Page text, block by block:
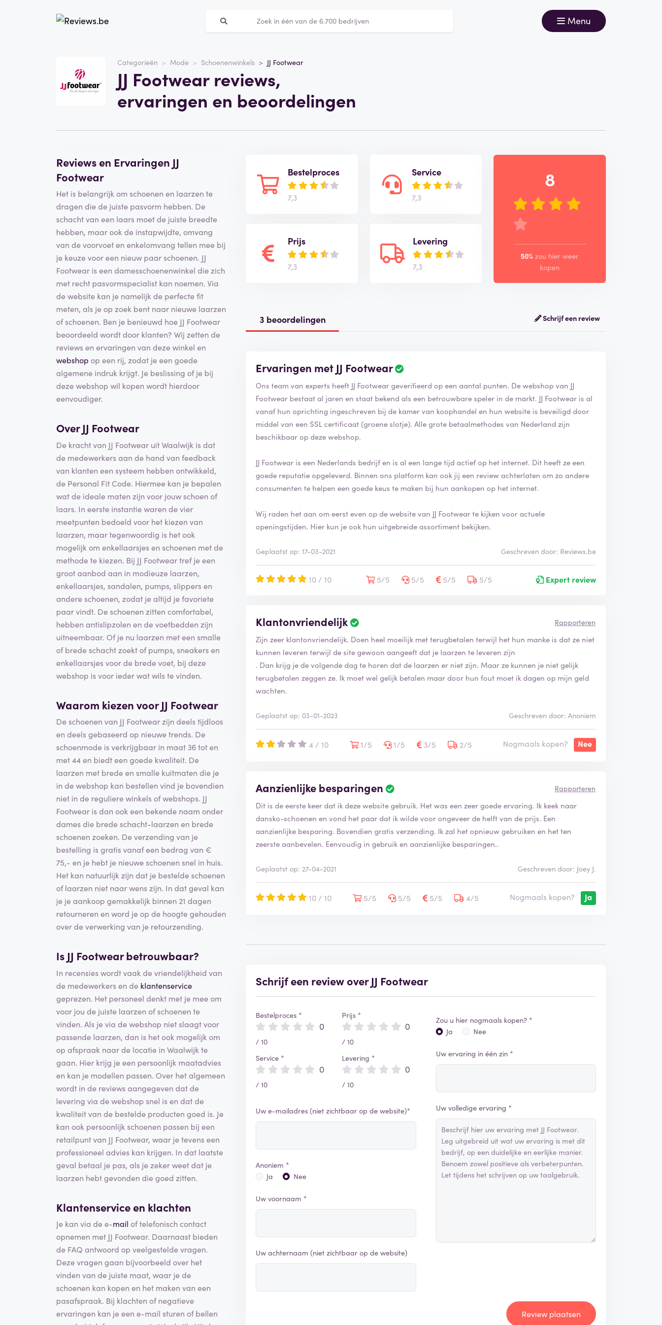
Menu
Categorieën Mode Schoenenwinkels JJ Footwear
JJ Footwear reviews,
ervaringen en beoordelingen
JJ Footwear
Categorie
Mode
Schrijf een beoordeling
Reviews en Ervaringen JJ
Footwear
Het is belangrijk om schoenen en laarzen te
dragen die de juiste pasvorm hebben. De
schacht van een laars moet de juiste breedte
hebben, maar ook de instapwijdte, omvang
van de voorvoet en enkelomvang tellen mee bij
je keuze voor een nieuw paar schoenen. JJ
Footwear is een damesschoenenwinkel die zich
met recht pasvormspecialist kan noemen. Via
de website kan je namelijk de perfecte fit
meten, als je op zoek bent naar nieuwe laarzen
of schoenen. Ben je benieuwd hoe JJ Footwear
beoordeeld wordt door klanten? Wij zetten de
reviews en ervaringen van deze winkel en
webshop op een rij, zodat je een goede
algemene indruk krijgt. Je beslissing of je bij
deze webshop wil kopen wordt hierdoor
eenvoudiger.
Over JJ Footwear
De kracht van JJ Footwear uit Waalwijk is dat
de medewerkers aan de hand van feedback
van klanten een systeem hebben ontwikkeld,
de Personal Fit Code. Hiermee kan je bepalen
wat de ideale maten zijn voor jouw schoen of
laars. In eerste instantie waren de vier
meetpunten bedoeld voor het kiezen van
laarzen, maar tegenwoordig is het ook
mogelijk om enkellaarsjes en schoenen met de
methode te kiezen. Bij JJ Footwear tref je een
groot aanbod aan in modieuze laarzen,
enkellaarsjes, sandalen, pumps, slippers en
andere schoenen, zodat je altijd je favoriete
paar vindt. De schoenen zitten comfortabel,
hebben antislipzolen en de voetbedden zijn
uitneembaar. Of je nu laarzen met een smalle
of brede schacht zoekt of pumps, sneakers en
enkellaarsjes voor de brede voet, bij deze
webshop is voor ieder wat wils te vinden.
Waarom kiezen voor JJ Footwear
De schoenen van JJ Footwear zijn deels tijdloos
en deels gebaseerd op nieuwe trends. De
schoenmode is verkrijgbaar in maat 36 tot en
met 44 en biedt een goede kwaliteit. De
laarzen met brede en smalle kuitmaten die je
in de webshop kan bestellen vind je bovendien
niet in de reguliere winkels of webshops. JJ
Footwear is dan ook een bekende naam onder
dames die brede schacht-laarzen en brede
schoenen zoeken. De verzending van je
bestelling is gratis vanaf een bedrag van €
75,- en je hebt je nieuwe schoenen snel in huis.
Het kan natuurlijk zijn dat je bestelde schoenen
of laarzen niet naar wens zijn. In dat geval kan
je je aankoop gemakkelijk binnen 21 dagen
retourneren en word je op de hoogte gehouden
over de verwerking van je retourzending.
Is JJ Footwear betrouwbaar?
In recensies wordt vaak de vriendelijkheid van
de medewerkers en de klantenservice
geprezen. Het personeel denkt met je mee om
voor jou de juiste laarzen of schoenen te
vinden. Als je via de webshop niet slaagt voor
passende laarzen, dan is het ook mogelijk om
op afspraak naar de locatie in Waalwijk te
gaan. Hier krijg je een persoonlijk maatadvies
en kan je modellen passen. Over het algemeen
wordt in de reviews aangegeven dat de
levering via de webshop snel is en dat de
kwaliteit van de bestelde producten goed is. Je
kan ook persoonlijk schoenen passen bij een
retailpunt van JJ Footwear, waar je tevens een
professioneel advies kan krijgen. In dat laatste
geval betaal je pas, als je zeker weet dat je
laarzen hebt gevonden die goed zitten.
Klantenservice en klachten
Je kan via de e-mail of telefonisch contact
opnemen met JJ Footwear. Daarnaast bieden
de FAQ antwoord op veelgestelde vragen.
Deze vragen gaan bijvoorbeeld over het
vinden van de juiste maat, waar je de
schoenen kan kopen en het maken van een
pasafspraak. Bij klachten of negatieve
ervaringen kan je een e-mail sturen of bellen
Bestelproces
7,3
Prijs
7,3
Service
7,3
Levering
7,3
8
50% zou hier weer
kopen
3 beoordelingen Schrijf een review
Ervaringen met JJ Footwear
Ons team van experts heeft JJ Footwear geverifieerd op een aantal punten. De webshop van JJ
Footwear bestaat al jaren en staat bekend als een betrouwbare speler in de markt. JJ Footwear is al
vanaf hun oprichting ingeschreven bij de kamer van koophandel en hun website is beveiligd door
middel van een SSL certificaat (groene slotje). Alle grote betaalmethodes van Nederland zijn
beschikbaar op deze webshop.
JJ Footwear is een Nederlands bedrijf en is al een lange tijd actief op het internet. Dit heeft ze een
goede reputatie opgeleverd. Binnen ons platform kan ook jij een review achterlaten om zo andere
consumenten te helpen een goede keus te maken bij hun aankopen op het internet.
Wij raden het aan om eerst even op de website van JJ Footwear te kijken voor actuele
openingstijden. Hier kun je ook hun uitgebreide assortiment bekijken.
Geplaatst op: 17-03-2021 Geschreven door: Reviews.be
10 / 10 5/5 5/5 5/5 5/5 Expert review
Klantonvriendelijk Rapporteren
Zijn zeer klantonvriendelijk. Doen heel moeilijk met terugbetalen terwijl het hun manke is dat ze niet
kunnen leveren terwijl de site gewoon aangeeft dat je laarzen te leveren zijn
. Dan krijg je de volgende dag te horen dat de laarzen er niet zijn. Maar ze kunnen je niet gelijk
terugbetalen zeggen ze. Ik moet wel gelijk betalen maar door hun fout moet ik dagen op mijn geld
wachten.
Geplaatst op: 03-01-2023 Geschreven door: Anoniem
4 / 10 1/5 1/5 3/5 2/5 Nogmaals kopen? Nee
Aanzienlijke besparingen Rapporteren
Dit is de eerste keer dat ik deze website gebruik. Het was een zeer goede ervaring. Ik keek naar
dansko-schoenen en vond het paar dat ik wilde voor ongeveer de helft van de prijs. Een
aanzienlijke besparing. Bovendien gratis verzending. Ik zal het opnieuw gebruiken en het ten
zeerste aanbevelen. Eenvoudig in gebruik en aanzienlijke besparingen..
Geplaatst op: 27-04-2021 Geschreven door: Joey J.
10 / 10 5/5 5/5 5/5 4/5 Nogmaals kopen? Ja
Schrijf een review over JJ Footwear
Bestelproces *
0
/ 10
Service *
0
/ 10
Prijs *
0
/ 10
Levering *
0
/ 10
Uw e-mailadres (niet zichtbaar op de website)*
Anoniem *
Ja
Nee
Uw voornaam *
Uw achternaam (niet zichtbaar op de website)
Zou u hier nogmaals kopen? *
Ja
Nee
Uw ervaring in één zin *
Uw volledige ervaring *
Review plaatsen